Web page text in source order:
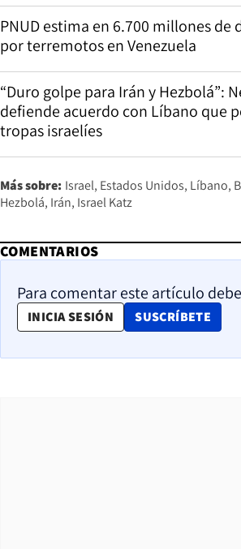
PNUD estima en 6.700 millones de
por terremotos en Venezuela
“Duro golpe para Irán y Hezbolá”:
defiende acuerdo con Líbano que
tropas israelíes
Más sobre: Israel Estados Unidos Líbano
Hezbolá Irán Israel Katz
COMENTARIOS
Para comentar este artículo
INICIA SESIÓN SUSCRÍBETE
OPENS IN NEW